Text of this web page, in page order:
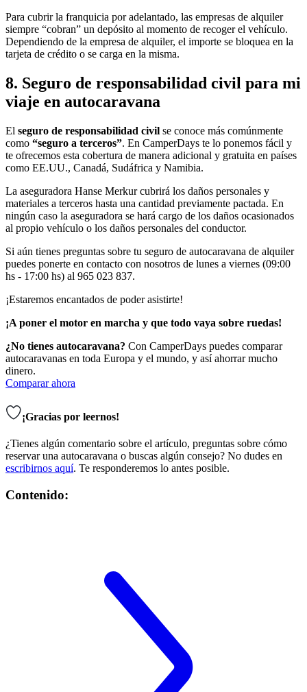
Para cubrir la franquicia por adelantado, las empresas de alquiler
siempre “cobran” un depósito al momento de recoger el vehículo.
Dependiendo de la empresa de alquiler, el importe se bloquea en la
tarjeta de crédito o se carga en la misma.
8. Seguro de responsabilidad civil para mi
viaje en autocaravana
El seguro de responsabilidad civil se conoce más comúnmente
como “seguro a terceros”. En CamperDays te lo ponemos fácil y
te ofrecemos esta cobertura de manera adicional y gratuita en países
como EE.UU., Canadá, Sudáfrica y Namibia.
La aseguradora Hanse Merkur cubrirá los daños personales y
materiales a terceros hasta una cantidad previamente pactada. En
ningún caso la aseguradora se hará cargo de los daños ocasionados
al propio vehículo o los daños personales del conductor.
Si aún tienes preguntas sobre tu seguro de autocaravana de alquiler
puedes ponerte en contacto con nosotros de lunes a viernes (09:00
hs - 17:00 hs) al 965 023 837.
¡Estaremos encantados de poder asistirte!
¡A poner el motor en marcha y que todo vaya sobre ruedas!
¿No tienes autocaravana? Con CamperDays puedes comparar
autocaravanas en toda Europa y el mundo, y así ahorrar mucho
dinero.
Comparar ahora
¡Gracias por leernos!
¿Tienes algún comentario sobre el artículo, preguntas sobre cómo
reservar una autocaravana o buscas algún consejo? No dudes en
escribirnos aquí. Te responderemos lo antes posible.
Contenido: